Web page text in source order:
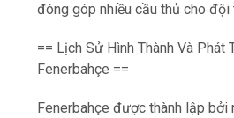
đóng góp nhiều cầu thủ cho đội
== Lịch Sử Hình Thành Và Phát
Fenerbahçe ==
Fenerbahçe được thành lập bởi